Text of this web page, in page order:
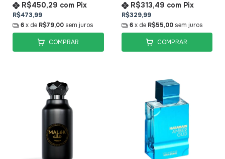
R$473,99
R$450,29 com Pix
6x de R$79,00 sem juros
COMPRAR
R$329,99
R$313,49 com Pix
6 x de R$55,00 sem juros
COMPRAR